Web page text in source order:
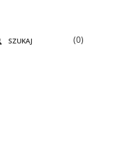
SZUKAJ (0)